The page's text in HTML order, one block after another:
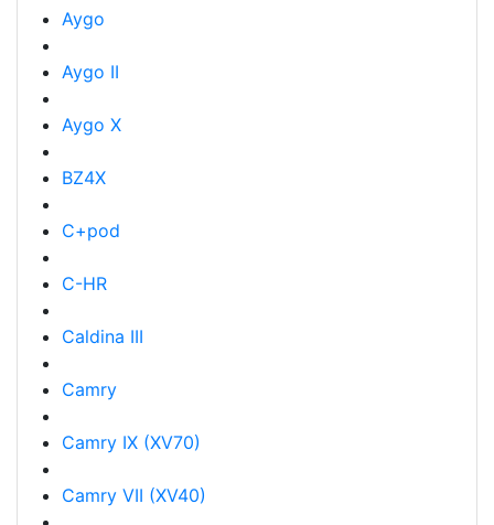
Aygo
Aygo II
Aygo X
BZ4X
C+pod
C-HR
Caldina III
Camry
Camry IX (XV70)
Camry VII (XV40)